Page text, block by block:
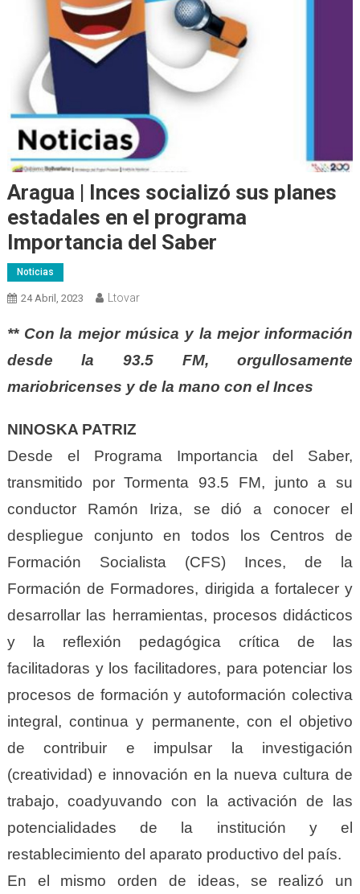
Aragua | Inces socializó sus planes
estadales en el programa
Importancia del Saber
Noticias
24 Abril, 2023 Ltovar
** Con la mejor música y la mejor información
desde la 93.5 FM, orgullosamente
mariobricenses y de la mano con el Inces
NINOSKA PATRIZ
Desde el Programa Importancia del Saber,
transmitido por Tormenta 93.5 FM, junto a su
conductor Ramón Iriza, se dió a conocer el
despliegue conjunto en todos los Centros de
Formación Socialista (CFS) Inces, de la
Formación de Formadores, dirigida a fortalecer y
desarrollar las herramientas, procesos didácticos
y la reflexión pedagógica crítica de las
facilitadoras y los facilitadores, para potenciar los
procesos de formación y autoformación colectiva
integral, continua y permanente, con el objetivo
de contribuir e impulsar la investigación
(creatividad) e innovación en la nueva cultura de
trabajo, coadyuvando con la activación de las
potencialidades de la institución y el
restablecimiento del aparato productivo del país.
En el mismo orden de ideas, se realizó un